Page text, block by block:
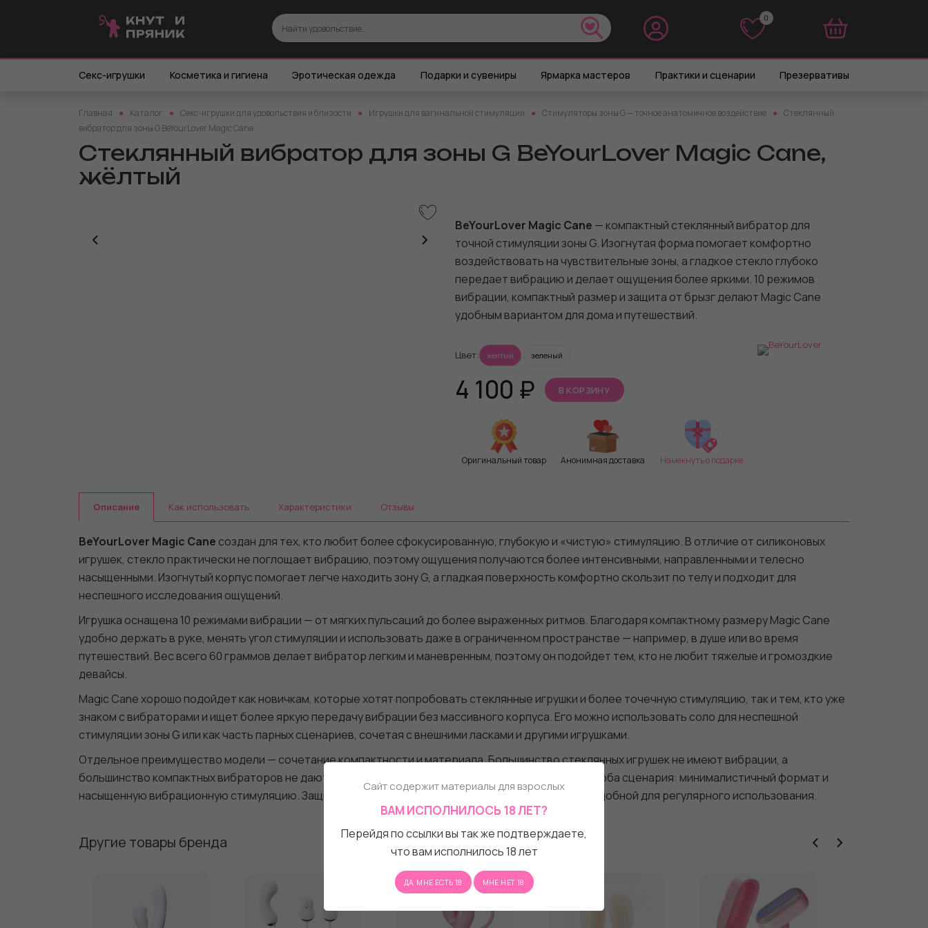
0
Секс-игрушки Косметика и гигиена Эротическая одежда Подарки и сувениры Ярмарка мастеров Практики и сценарии Презервативы
Главная Каталог Секс-игрушки для удовольствия и близости Игрушки для вагинальной стимуляции Стимуляторы зоны G — точное анатомичное воздействие
Стеклянный
вибратор для зоны G BeYourLover Magic Cane
Стеклянный вибратор для зоны G BeYourLover Magic Cane,
жёлтый
BeYourLover Magic Cane — компактный стеклянный вибратор для
точной стимуляции зоны G. Изогнутая форма помогает комфортно
воздействовать на чувствительные зоны, а гладкое стекло глубоко
передает вибрацию и делает ощущения более яркими. 10 режимов
вибрации, компактный размер и защита от брызг делают Magic Cane
удобным вариантом для дома и путешествий.
Цвет: желтый зеленый
4 100 ₽ В КОРЗИНУ
Оригинальный товар Анонимная доставка Намекнуть о подарке
Описание Как использовать Характеристики Отзывы
BeYourLover Magic Cane создан для тех, кто любит более сфокусированную, глубокую и «чистую» стимуляцию. В отличие от силиконовых
игрушек, стекло практически не поглощает вибрацию, поэтому ощущения получаются более интенсивными, направленными и телесно
насыщенными. Изогнутый корпус помогает легче находить зону G, а гладкая поверхность комфортно скользит по телу и подходит для
неспешного исследования ощущений.
Игрушка оснащена 10 режимами вибрации — от мягких пульсаций до более выраженных ритмов. Благодаря компактному размеру Magic Cane
удобно держать в руке, менять угол стимуляции и использовать даже в ограниченном пространстве — например, в душе или во время
путешествий. Вес всего 60 граммов делает вибратор легким и маневренным, поэтому он подойдет тем, кто не любит тяжелые и громоздкие
девайсы.
Magic Cane хорошо подойдет как новичкам, которые хотят попробовать стеклянные игрушки и более точечную стимуляцию, так и тем, кто уже
знаком с вибраторами и ищет более яркую передачу вибрации без массивного корпуса. Его можно использовать соло для неспешной
стимуляции зоны G или как часть парных сценариев, сочетая с внешними ласками и другими игрушками.
Отдельное преимущество модели — сочетание компактности и материала. Большинство стеклянных игрушек не имеют вибрации, а
большинство компактных вибраторов не дают такой глубины ощущений. Magic Cane объединяет оба сценария: минималистичный формат и
насыщенную вибрационную стимуляцию. Защита от брызг и простое очищение делают игрушку удобной для регулярного использования.
Другие товары бренда
Сайт содержит материалы для взрослых
ВАМ ИСПОЛНИЛОСЬ 18 ЛЕТ?
Перейдя по ссылки вы так же подтверждаете,
что вам исполнилось 18 лет
ДА, МНЕ ЕСТЬ 18 МНЕ НЕТ 18